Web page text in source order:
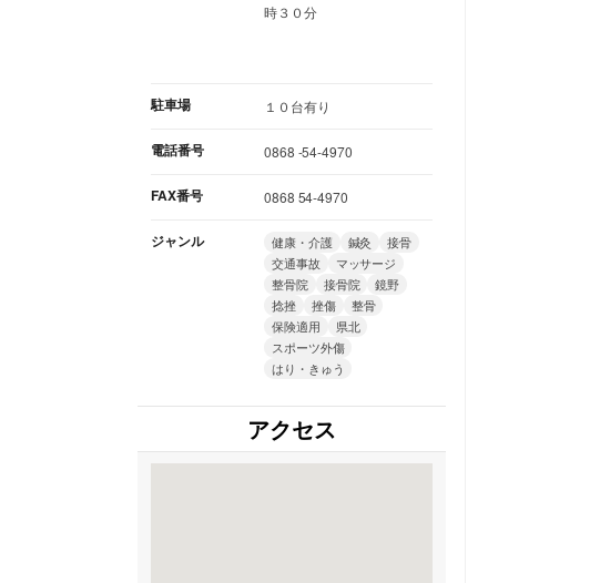
時３０分
駐車場 １０台有り
電話番号 0868 -54-4970
FAX番号 0868 54-4970
ジャンル 健康・介護 鍼灸
接骨
交通事故
マッサージ
整骨院
接骨院
鏡野
捻挫
挫傷
整骨
保険適用
県北
スポーツ外傷
はり・きゅう
アクセス